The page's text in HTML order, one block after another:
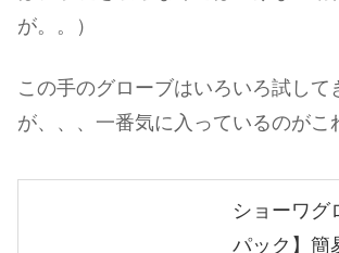
が。。）
この手のグローブはいろいろ試して
が、、、一番気に入っているのがこ
ショーワグ
パック】簡